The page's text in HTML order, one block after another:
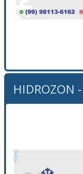
HIDROZON